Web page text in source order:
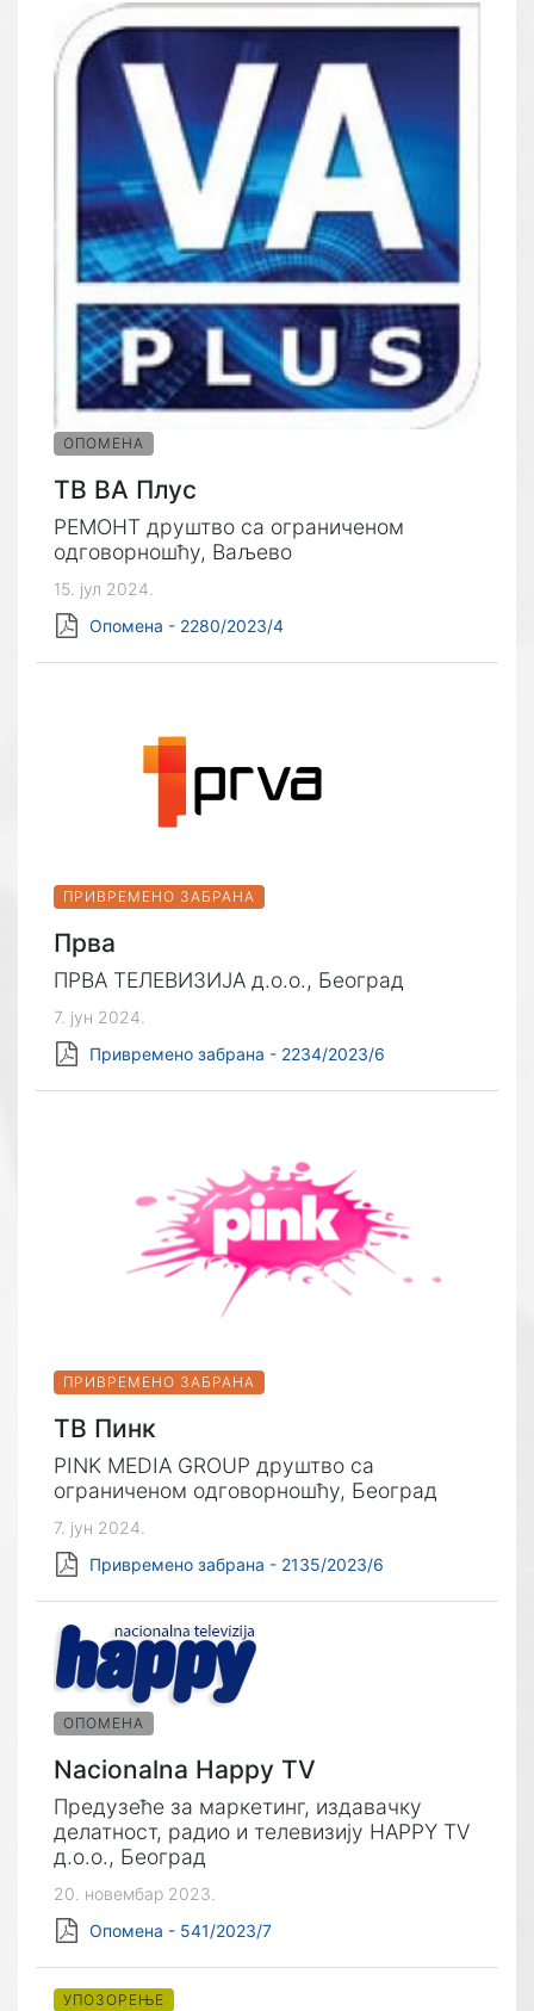
ОПОМЕНА
ТВ ВА Плус
РЕМОНТ друштво са ограниченом
одговорношћу, Ваљево
15. јул 2024.
Опомена - 2280/2023/4
ПРИВРЕМЕНО ЗАБРАНА
Прва
ПРВА ТЕЛЕВИЗИЈА д.о.о., Београд
7. јун 2024.
Привремено забрана - 2234/2023/6
ПРИВРЕМЕНО ЗАБРАНА
ТВ Пинк
PINK MEDIA GROUP друштво са
ограниченом одговорношћу, Београд
7. јун 2024.
Привремено забрана - 2135/2023/6
ОПОМЕНА
Nacionalna Happy TV
Предузеће за маркетинг, издавачку
делатност, радио и телевизију HAPPY TV
д.о.о., Београд
20. новембар 2023.
Опомена - 541/2023/7
УПОЗОРЕЊЕ